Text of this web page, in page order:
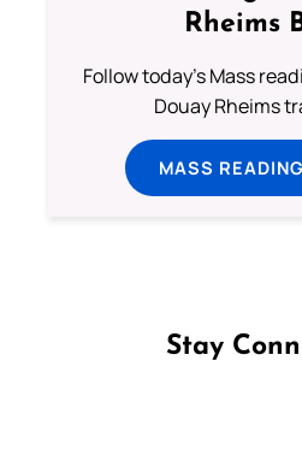
Rheims
Follow today's Mass
Douay Rheims
MASS
Stay